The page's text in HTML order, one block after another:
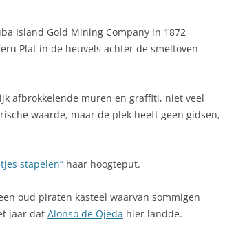
Island Gold Mining Company in 1872
Plat in de heuvels achter de smeltoven
afbrokkelende muren en graffiti, niet veel
waarde, maar de plek heeft geen gidsen,
stapelen” haar hoogteput.
oud piraten kasteel waarvan sommigen
jaar dat Alonso de Ojeda hier landde.